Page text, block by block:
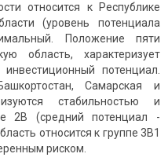
относится к Республике
(уровень потенциала
Положение пяти
область, характеризует
потенциал.
Самарская и
стабильностью и
2В (средний потенциал -
относится к группе 3В1
риском.